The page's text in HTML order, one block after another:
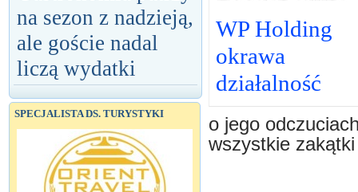
na sezon z nadzieją,
ale goście nadal
liczą wydatki
SPECJALISTA DS. TURYSTYKI
WP Holding
okrawa
działalność
o jego
wszystkie